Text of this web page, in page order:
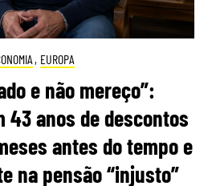
, EUROPA
e não mereço”:
43 anos de descontos
antes do tempo e
na pensão “injusto”